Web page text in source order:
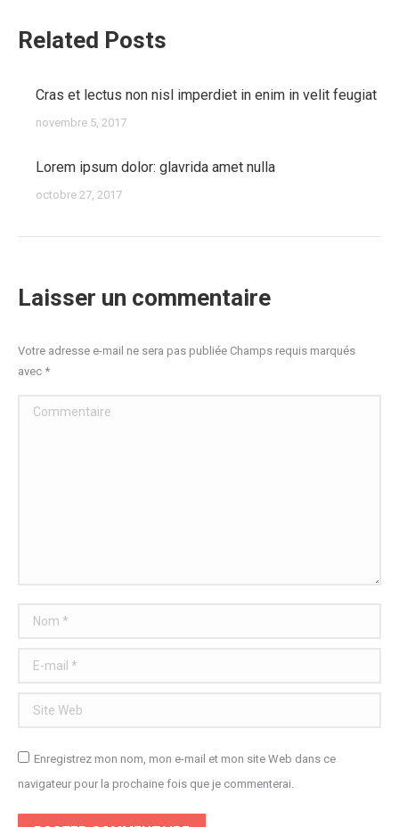
Related Posts
Cras et lectus non nisl imperdiet in enim in velit feugiat
novembre 5, 2017
Lorem ipsum dolor: glavrida amet nulla
octobre 27, 2017
Laisser un commentaire
Votre adresse e-mail ne sera pas publiée Champs requis marqués
avec *
Commentaire
Nom *
E-mail *
Site Web
Enregistrez mon nom, mon e-mail et mon site Web dans ce
navigateur pour la prochaine fois que je commenterai.